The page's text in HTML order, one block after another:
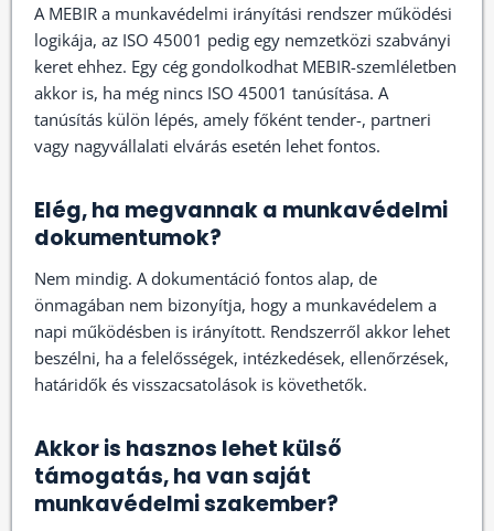
A MEBIR a munkavédelmi irányítási rendszer működési
logikája, az ISO 45001 pedig egy nemzetközi szabványi
keret ehhez. Egy cég gondolkodhat MEBIR-szemléletben
akkor is, ha még nincs ISO 45001 tanúsítása. A
tanúsítás külön lépés, amely főként tender-, partneri
vagy nagyvállalati elvárás esetén lehet fontos.
Elég, ha megvannak a munkavédelmi
dokumentumok?
Nem mindig. A dokumentáció fontos alap, de
önmagában nem bizonyítja, hogy a munkavédelem a
napi működésben is irányított. Rendszerről akkor lehet
beszélni, ha a felelősségek, intézkedések, ellenőrzések,
határidők és visszacsatolások is követhetők.
Akkor is hasznos lehet külső
támogatás, ha van saját
munkavédelmi szakember?